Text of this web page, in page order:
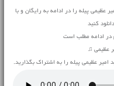
پیله را در ادامه به رایگان و با
در ادامه مطلب است
عظیمی ♫
عظیمی پیله را به اشتراک بگذارید.